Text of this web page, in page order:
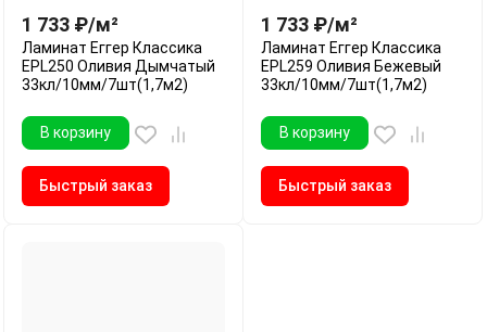
1 733 ₽/м²
Ламинат Еггер Классика
EPL250 Оливия Дымчатый
33кл/10мм/7шт(1,7м2)
В корзину
Быстрый заказ
1 733 ₽/м²
Ламинат Еггер Классика
EPL259 Оливия Бежевый
33кл/10мм/7шт(1,7м2)
В корзину
Быстрый заказ